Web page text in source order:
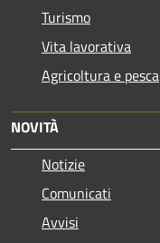
Turismo
Vita lavorativa
Agricoltura e pesca
NOVITÀ
Notizie
Comunicati
Avvisi